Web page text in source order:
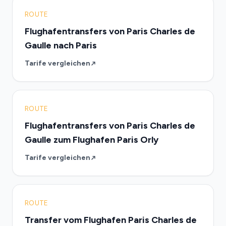
ROUTE
Flughafentransfers von Paris Charles de
Gaulle nach Paris
Tarife vergleichen
ROUTE
Flughafentransfers von Paris Charles de
Gaulle zum Flughafen Paris Orly
Tarife vergleichen
ROUTE
Transfer vom Flughafen Paris Charles de